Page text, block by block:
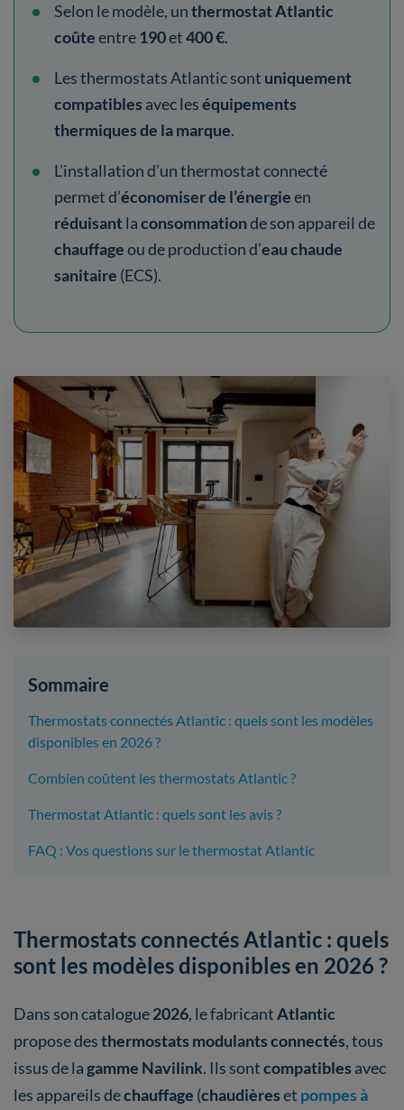
Selon le modèle, unthermostat Atlantic
coûteentre190et400 €.
Lesthermostats Atlantic sont uniquement
compatibles avec leséquipements
thermiques de la marque.
L’installation d’un thermostat connecté
permet d’économiser de l’énergieen
réduisantlaconsommationde son appareil de
chauffageou de production d’eau chaude
sanitaire (ECS).
Sommaire
Thermostats connectés Atlantic : quels sont les modèles
disponibles en 2026 ?
Combien coûtent les thermostats Atlantic ?
Thermostat Atlantic : quels sont les avis ?
FAQ : Vos questions sur le thermostat Atlantic
Thermostats connectés Atlantic : quels
sont les modèles disponibles en 2026 ?
Dans son catalogue2026, le fabricantAtlantic
proposedesthermostats modulants connectés, tous
issus de lagamme Navilink. Ils sontcompatibles avec
les appareils dechauffage (chaudièreset pompes à